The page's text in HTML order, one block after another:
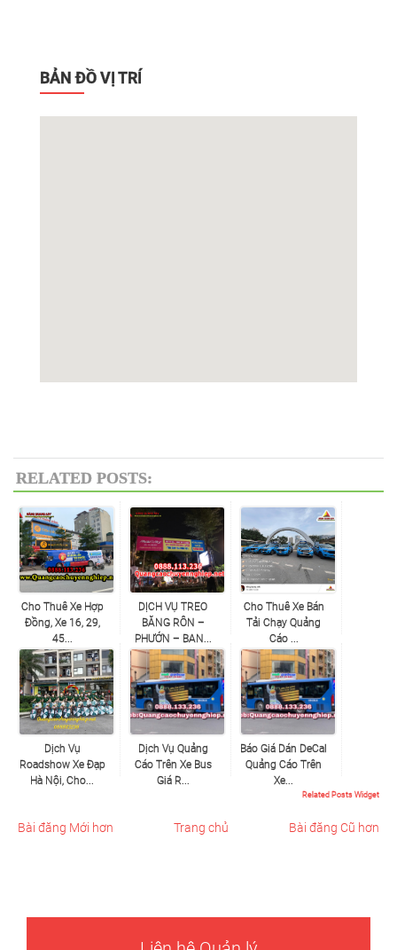
BẢN ĐỒ VỊ TRÍ
RELATED POSTS:
Cho Thuê Xe Hợp
Đồng, Xe 16, 29,
45...
DỊCH VỤ TREO
BĂNG RÔN –
PHƯỚN – BAN...
Cho Thuê Xe Bán
Tải Chạy Quảng
Cáo ...
Dịch Vụ
Roadshow Xe Đạp
Hà Nội, Cho...
Dịch Vụ Quảng
Cáo Trên Xe Bus
Giá R...
Báo Giá Dán DeCal
Quảng Cáo Trên
Xe...
Related Posts Widget
Bài đăng Mới hơn Bài đăng Cũ hơn
Trang chủ